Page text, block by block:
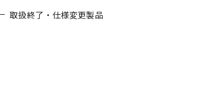
取扱終了・仕様変更製品